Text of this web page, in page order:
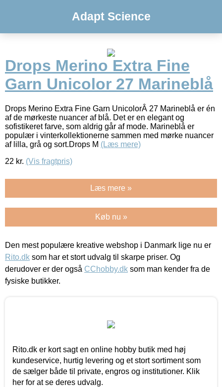
Adapt Science
Drops Merino Extra Fine
Garn Unicolor 27 Marineblå
Drops Merino Extra Fine Garn UnicolorÂ 27 Marineblå er én
af de mørkeste nuancer af blå. Det er en elegant og
sofistikeret farve, som aldrig går af mode. Marineblå er
populær i vinterkollektionerne sammen med mørke nuancer
af lilla, grå og sort.Drops M (Læs mere)
22 kr. (Vis fragtpris)
Læs mere »
Køb nu »
Den mest populære kreative webshop i Danmark lige nu er
Rito.dk som har et stort udvalg til skarpe priser. Og
derudover er der også CChobby.dk som man kender fra de
fysiske butikker.
Rito.dk er kort sagt en online hobby butik med høj
kundeservice, hurtig levering og et stort sortiment som
de sælger både til private, engros og institutioner. Klik
her for at se deres udvalg.